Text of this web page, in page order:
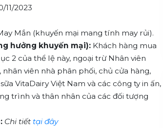
11/2023
Mắn (khuyến mại mang tính may rủi).
hưởng khuyến mại): Khách hàng mua
2 của thể lệ này, ngoại trừ Nhân viên
viên nhà phân phối, chủ cửa hàng,
VitaDairy Việt Nam và các công ty in ấn,
trình và thân nhân của các đối tượng
Chi tiết tại đây